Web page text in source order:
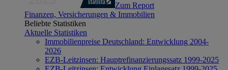
Zum Report
Finanzen, Versicherungen & Immobilien
Beliebte Statistiken
Aktuelle Statistiken
Immobilienpreise Deutschland: Entwicklung 2004-
2026
EZB-Leitzinsen: Hauptrefinanzierungssatz 1999-2025